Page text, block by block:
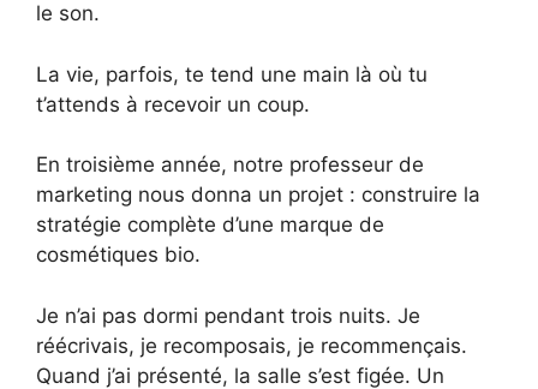
le son.
La vie, parfois, te tend une main là où tu
t’attends à recevoir un coup.
En troisième année, notre professeur de
marketing nous donna un projet : construire la
stratégie complète d’une marque de
cosmétiques bio.
Je n’ai pas dormi pendant trois nuits. Je
réécrivais, je recomposais, je recommençais.
Quand j’ai présenté, la salle s’est figée. Un